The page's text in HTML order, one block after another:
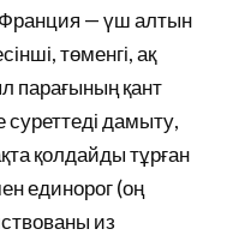
Франция — үш алтын
төменгі, ақ
парағының қант
суреттеді дамыту,
қолдайды тұрған
единорог (оң
из